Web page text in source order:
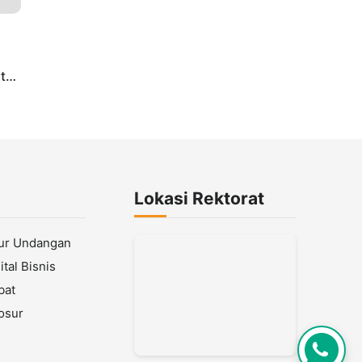
Undangan
Bisnis
Lokasi Rektorat